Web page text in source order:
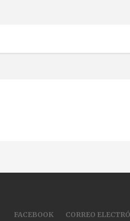
FACEBOOK CORREO